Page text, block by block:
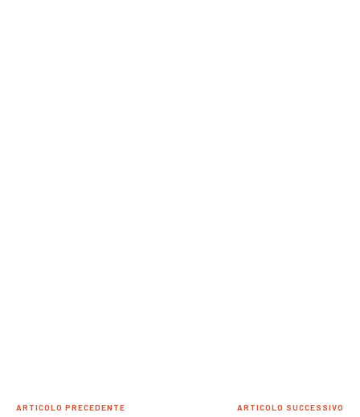
ARTICOLO PRECEDENTE ARTICOLO SUCCESSIVO